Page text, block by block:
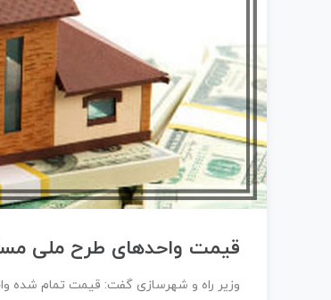
قیمت واحدهای طرح ملی
وزیر راه و شهرسازی گفت: قیمت تمام شده واحدهای